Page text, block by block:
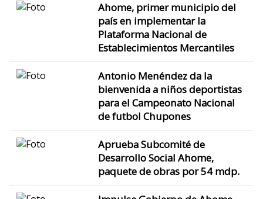
Ahome, primer municipio del
país en implementar la
Plataforma Nacional de
Establecimientos Mercantiles
Antonio Menéndez da la
bienvenida a niños deportistas
para el Campeonato Nacional
de futbol Chupones
Aprueba Subcomité de
Desarrollo Social Ahome,
paquete de obras por 54 mdp.